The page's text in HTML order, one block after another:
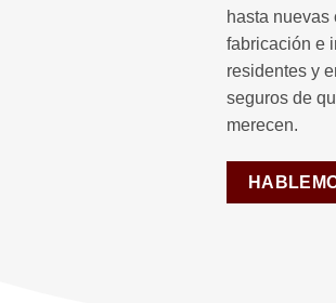
hasta nuevas
fabricación e
residentes y
seguros de
merecen.